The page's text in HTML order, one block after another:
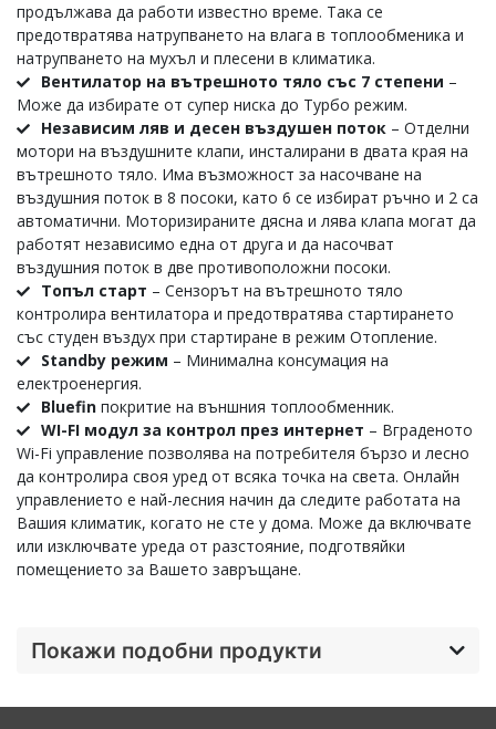
продължава да работи известно време. Така се
предотвратява натрупването на влага в топлообменика и
натрупването на мухъл и плесени в климатика.
Вентилатор на вътрешното тяло със 7 степени –
Може да избирате от супер ниска до Турбо режим.
Независим ляв и десен въздушен поток – Отделни
мотори на въздушните клапи, инсталирани в двата края на
вътрешното тяло. Има възможност за насочване на
въздушния поток в 8 посоки, като 6 се избират ръчно и 2 са
автоматични. Моторизираните дясна и лява клапа могат да
работят независимо една от друга и да насочват
въздушния поток в две противоположни посоки.
Топъл старт – Сензорът на вътрешното тяло
контролира вентилатора и предотвратява стартирането
със студен въздух при стартиране в режим Отопление.
Standby режим – Минимална консумация на
електроенергия.
Bluefin покритие на външния топлообменник.
WI-FI модул за контрол през интернет – Вграденото
Wi-Fi управление позволява на потребителя бързо и лесно
да контролира своя уред от всяка точка на света. Онлайн
управлението е най-лесния начин да следите работата на
Вашия климатик, когато не сте у дома. Може да включвате
или изключвате уреда от разстояние, подготвяйки
помещението за Вашето завръщане.
Покажи подобни продукти